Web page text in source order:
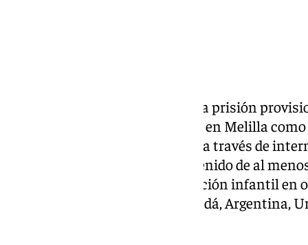
La Policía Nacional ha enviado a prisión
un hombre de 40 años detenido en Melilla
explotación sexual de menores a través de
que el material audiovisual obtenido de al
circulando por redes de explotación infantil
Suiza, Portugal, Eslovenia, Canadá, Argentina,